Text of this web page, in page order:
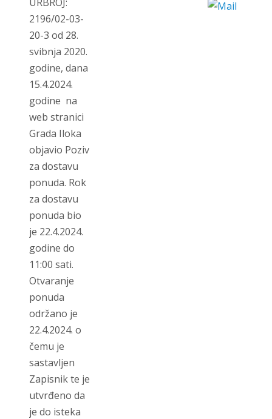
2196/02-03-
20-3 od 28.
svibnja 2020.
godine, dana
15.4.2024.
godine na
web stranici
Grada Iloka
objavio Poziv
za dostavu
ponuda. Rok
za dostavu
ponuda bio
je 22.4.2024.
godine do
11:00 sati.
Otvaranje
ponuda
održano je
22.4.2024. o
čemu je
sastavljen
Zapisnik te je
utvrđeno da
je do isteka